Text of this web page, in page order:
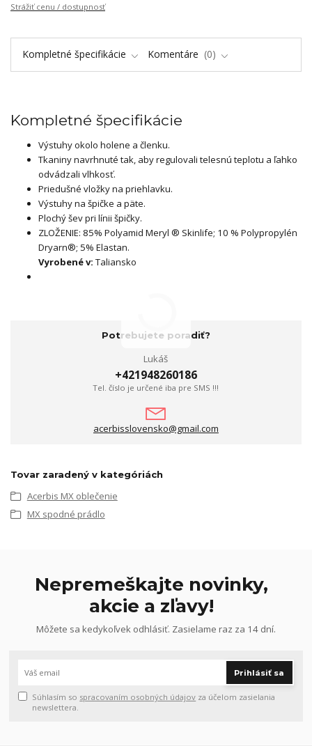
Strážiť cenu / dostupnosť
Kompletné špecifikácie Komentáre 0
Kompletné špecifikácie
Výstuhy okolo holene a členku.
Tkaniny navrhnuté tak, aby regulovali telesnú teplotu a ľahko
odvádzali vlhkosť.
Priedušné vložky na priehlavku.
Výstuhy na špičke a päte.
Plochý šev pri línii špičky.
ZLOŽENIE: 85% Polyamid Meryl ® Skinlife; 10 % Polypropylén
Dryarn®; 5% Elastan.
Vyrobené v: Taliansko
Potrebujete poradiť?
Lukáš
+421948260186
Tel. číslo je určené iba pre SMS !!!
acerbisslovensko@gmail.com
Tovar zaradený v kategóriách
Acerbis MX oblečenie
MX spodné prádlo
Nepremeškajte novinky,
akcie a zľavy!
Môžete sa kedykoľvek odhlásiť. Zasielame raz za 14 dní.
Prihlásiť sa
Súhlasím so spracovaním osobných údajov za účelom zasielania
newslettera.